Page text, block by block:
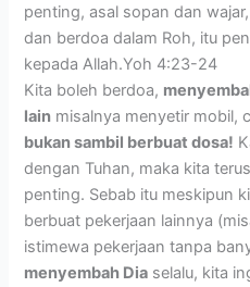
penting, asal sopan dan
dan berdoa dalam Roh, itu
kepada Allah.Yoh 4:23-24
Kita boleh berdoa,
lain misalnya menyetir mobil,
bukan sambil berbuat dosa!
dengan Tuhan, maka kita
penting. Sebab itu meskipun
berbuat pekerjaan lainnya
istimewa pekerjaan tanpa
menyembah Dia selalu, kita